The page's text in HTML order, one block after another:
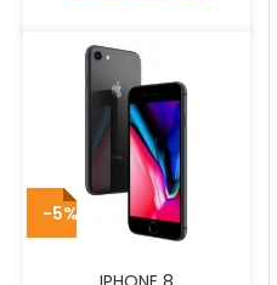
-5%